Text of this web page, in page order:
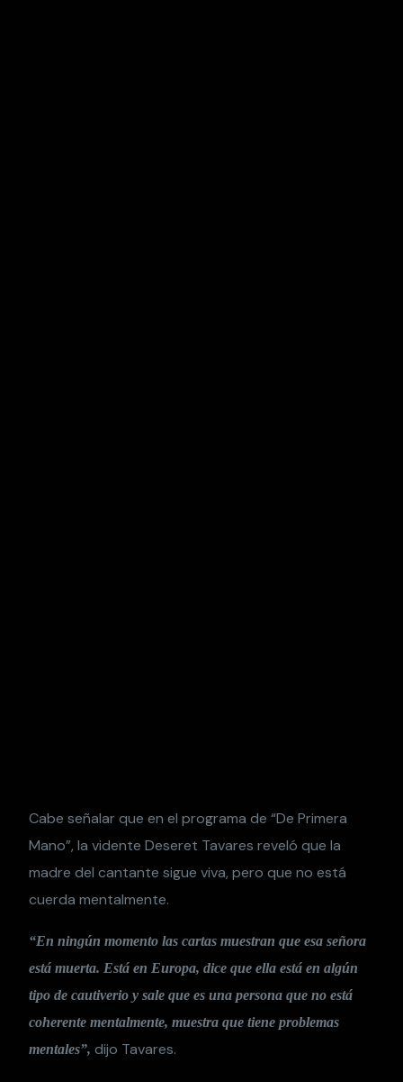
Cabe señalar que en el programa de “De Primera
Mano”, la vidente Deseret Tavares reveló que la
madre del cantante sigue viva, pero que no está
cuerda mentalmente.
“En ningún momento las cartas muestran que esa señora
está muerta. Está en Europa, dice que ella está en algún
tipo de cautiverio y sale que es una persona que no está
coherente mentalmente, muestra que tiene problemas
mentales”, dijo Tavares.